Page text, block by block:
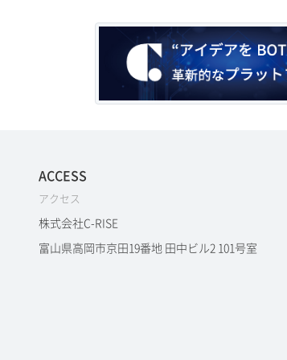
ACCESS
アクセス
株式会社C-RISE
富山県高岡市京田19番地 田中ビル2 101号室